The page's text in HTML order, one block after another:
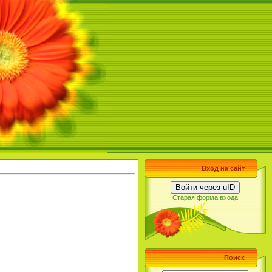
Вход на сайт
Войти через uID
Старая форма входа
Поиск